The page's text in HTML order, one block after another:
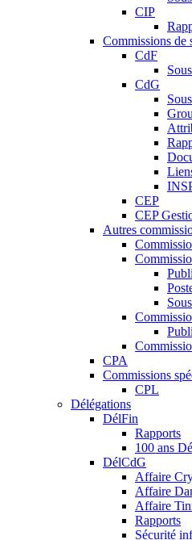
CIP
Commissions de
CdF
CdG
CEP
CEP
Autres
CPA
Commissions
CPL
Délégations
DélFin
Rapports
100 ans
DélCdG
Affaire
Affaire
Affaire
Rapports
Sécurité